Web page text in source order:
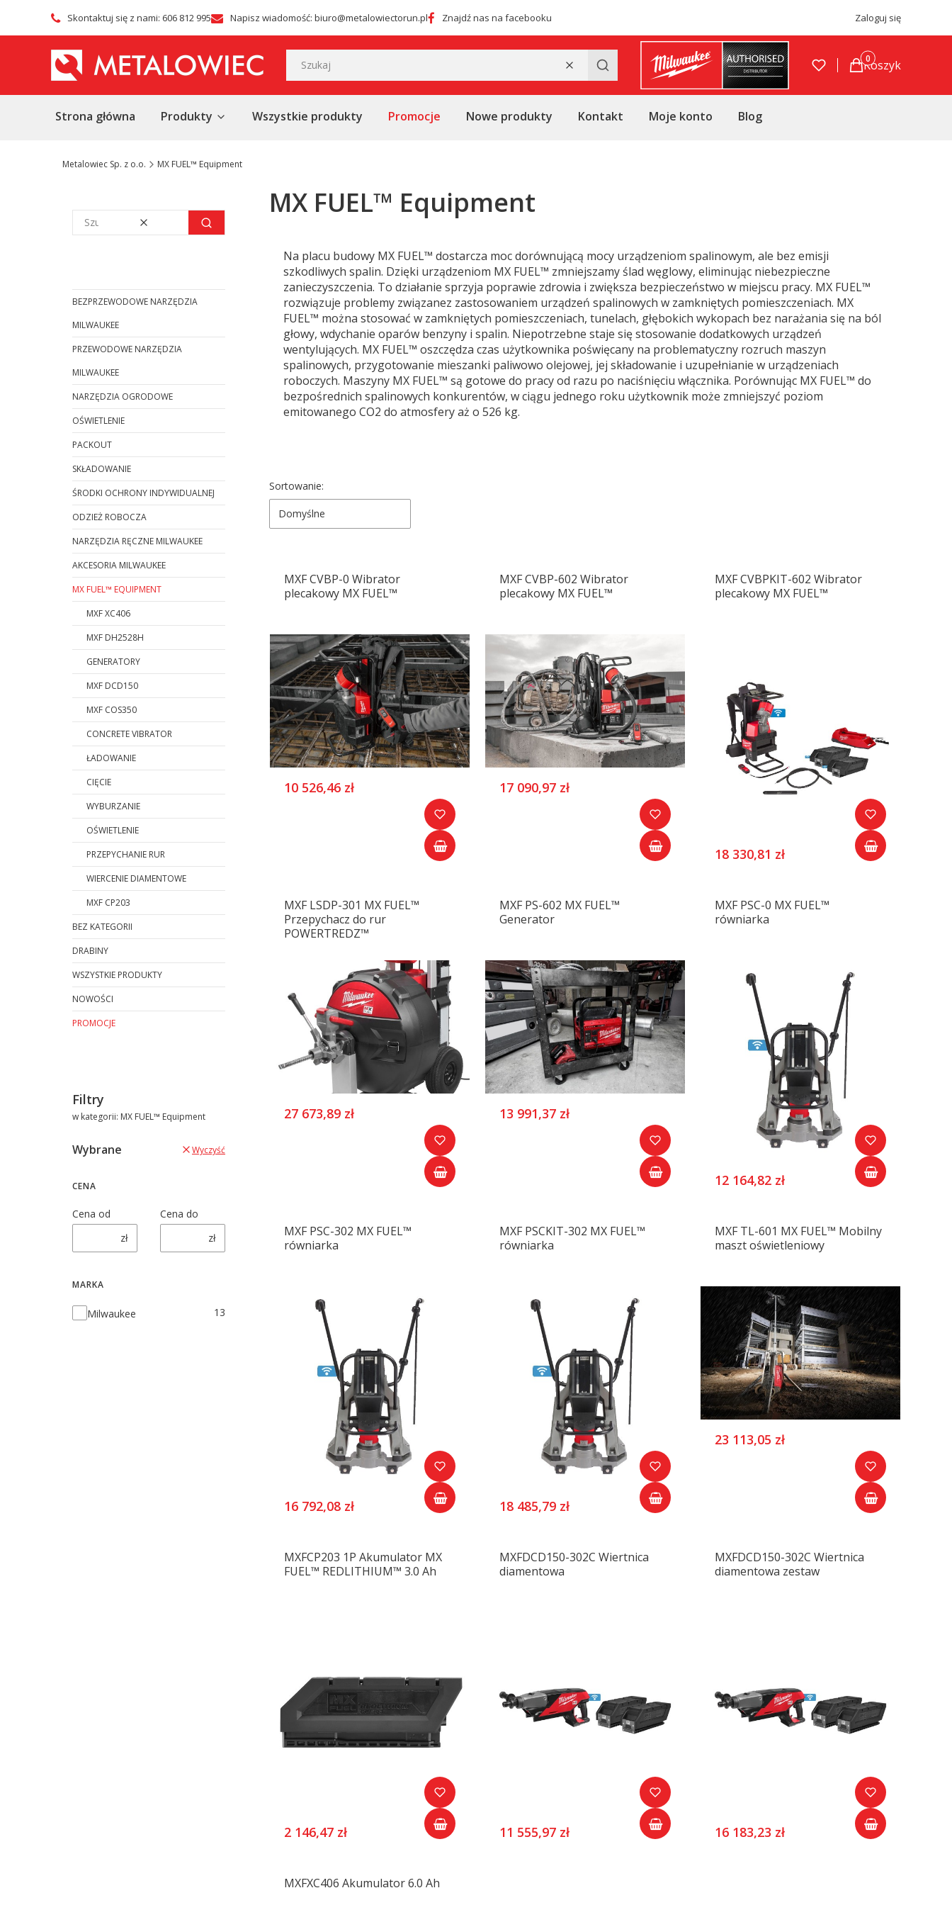
Skontaktuj się z nami: 606 812 995 Napisz wiadomość: biuro@metalowiectorun.pl Znajdź nas na facebooku Zaloguj się
WyczyśćSzukaj Produkty w
Koszyk
Strona główna Produkty Wszystkie produkty Promocje Nowe produkty Kontakt Moje konto Blog
Metalowiec Sp. z o.o. MX FUEL™ Equipment
Wyczyść Szukaj
BEZPRZEWODOWE NARZĘDZIA
MILWAUKEE
PRZEWODOWE NARZĘDZIA
MILWAUKEE
NARZĘDZIA OGRODOWE
OŚWIETLENIE
PACKOUT
SKŁADOWANIE
ŚRODKI OCHRONY INDYWIDUALNEJ
ODZIEŻ ROBOCZA
NARZĘDZIA RĘCZNE MILWAUKEE
AKCESORIA MILWAUKEE
MX FUEL™ EQUIPMENT
MXF XC406
MXF DH2528H
GENERATORY
MXF DCD150
MXF COS350
CONCRETE VIBRATOR
ŁADOWANIE
CIĘCIE
WYBURZANIE
OŚWIETLENIE
PRZEPYCHANIE RUR
WIERCENIE DIAMENTOWE
MXF CP203
BEZ KATEGORII
DRABINY
WSZYSTKIE PRODUKTY
NOWOŚCI
PROMOCJE
Filtry
w kategorii: MX FUEL™ Equipment
Wybrane Wyczyść
CENA
Cena od
zł
Cena do
zł
MARKA
Marka
Milwaukee 13
MX FUEL™ Equipment
Na placu budowy MX FUEL™ dostarcza moc dorównującą mocy urządzeniom spalinowym, ale bez emisji
szkodliwych spalin. Dzięki urządzeniom MX FUEL™ zmniejszamy ślad węglowy, eliminując niebezpieczne
zanieczyszczenia. To działanie sprzyja poprawie zdrowia i zwiększa bezpieczeństwo w miejscu pracy. MX FUEL™
rozwiązuje problemy związanez zastosowaniem urządzeń spalinowych w zamkniętych pomieszczeniach. MX
FUEL™ można stosować w zamkniętych pomieszczeniach, tunelach, głębokich wykopach bez narażania się na ból
głowy, wdychanie oparów benzyny i spalin. Niepotrzebne staje się stosowanie dodatkowych urządzeń
wentylujących. MX FUEL™ oszczędza czas użytkownika poświęcany na problematyczny rozruch maszyn
spalinowych, przygotowanie mieszanki paliwowo olejowej, jej składowanie i uzupełnianie w urządzeniach
roboczych. Maszyny MX FUEL™ są gotowe do pracy od razu po naciśnięciu włącznika. Porównując MX FUEL™ do
bezpośrednich spalinowych konkurentów, w ciągu jednego roku użytkownik może zmniejszyć poziom
emitowanego CO2 do atmosfery aż o 526 kg.
Lista produktów
Sortowanie:
Domyślne
MXF CVBP-0 Wibrator
plecakowy MX FUEL™
10 526,46 zł
MXF CVBP-602 Wibrator
plecakowy MX FUEL™
17 090,97 zł
MXF CVBPKIT-602 Wibrator
plecakowy MX FUEL™
18 330,81 zł
MXF LSDP-301 MX FUEL™
Przepychacz do rur
POWERTREDZ™
27 673,89 zł
MXF PS-602 MX FUEL™
Generator
13 991,37 zł
MXF PSC-0 MX FUEL™
równiarka
12 164,82 zł
MXF PSC-302 MX FUEL™
równiarka
16 792,08 zł
MXF PSCKIT-302 MX FUEL™
równiarka
18 485,79 zł
MXF TL-601 MX FUEL™ Mobilny
maszt oświetleniowy
23 113,05 zł
MXFCP203 1P Akumulator MX
FUEL™ REDLITHIUM™ 3.0 Ah
2 146,47 zł
MXFDCD150-302C Wiertnica
diamentowa
11 555,97 zł
MXFDCD150-302C Wiertnica
diamentowa zestaw
16 183,23 zł
MXFXC406 Akumulator 6.0 Ah